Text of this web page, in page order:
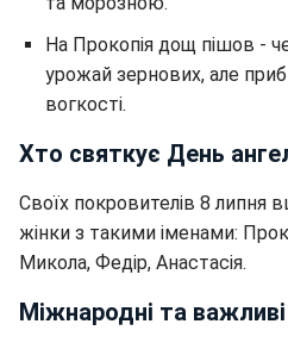
На Прокопія дощ пішов -
урожай зернових, але
вогкості.
Хто святкує День
Своїх покровителів 8 липня
жінки з такими іменами:
Микола, Федір, Анастасія.
Міжнародні та